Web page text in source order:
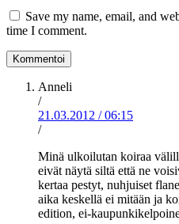
Save my name, email, and
time I comment.
Anneli
/
21.03.2012 / 06:15
/
Minä ulkoilutan koiraa
eivät näytä siltä että ne
kertaa pestyt, nuhjuiset
aika keskellä ei mitään ja
edition, ei-